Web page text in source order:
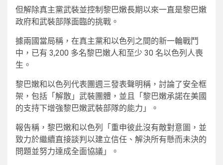
但解除真主黨武裝並控制黎巴嫩長期以來一直是黎巴嫩
政府和武裝部隊面臨的挑戰。
據兩國當局稱，在真主黨和以色列之間的新一輪戰鬥
中，已有 3,200 多名黎巴嫩人和至少 30 名以色列人喪
生。
黎巴嫩和以色列代表團週三發表聲明稱，討論了安全框
架，包括「解散」武裝團體，並且「黎巴嫩承諾在美國
的支持下增強黎巴嫩武裝部隊的能力」。
報告稱，黎巴嫩和以色列「重申彼此沒有敵對意圖，並
致力於繼續直接談判以建立信任、解決所有懸而未決的
問題並努力達成全面協議」。